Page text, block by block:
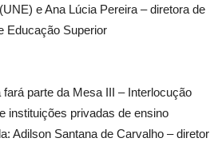
e Ana Lúcia Pereira – diretora de
Educação Superior
parte da Mesa III – Interlocução
instituições privadas de ensino
Adilson Santana de Carvalho – diretor